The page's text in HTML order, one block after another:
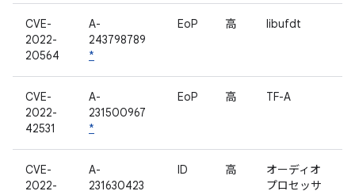
CVE-
2022-
20564
A-
243798789
*
EoP 高 libufdt
CVE-
2022-
42531
A-
231500967
*
EoP 高 TF-A
CVE-
2022-
A-
231630423
ID 高
オーディオ
プロセッサ